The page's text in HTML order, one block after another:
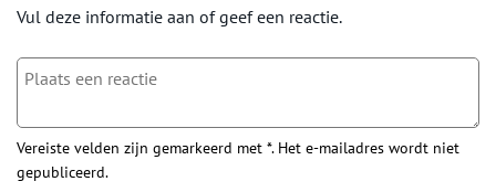
Vul deze informatie aan of geef een reactie.
Vereiste velden zijn gemarkeerd met *. Het e-mailadres wordt niet
gepubliceerd.